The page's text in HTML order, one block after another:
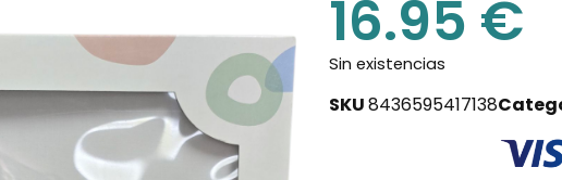
16.95 €
Sin existencias
SKU8436595417138